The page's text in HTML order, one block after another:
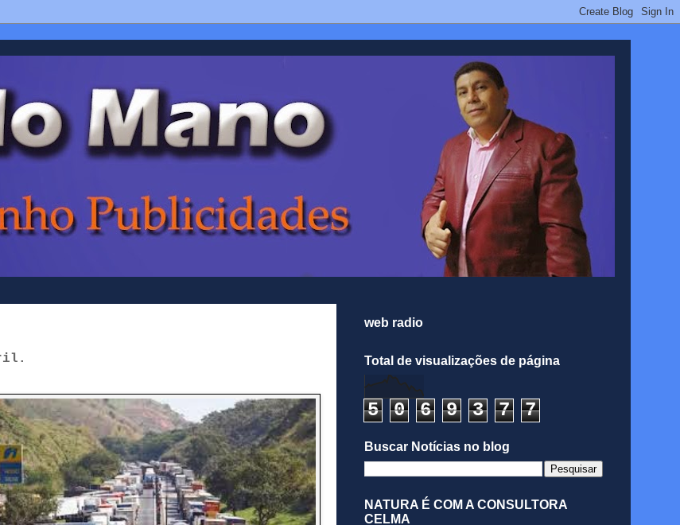
web radio
Total de visualizações de página
5 0 6 9 3 7 7
Buscar Notícias no blog
NATURA É COM A CONSULTORA
CELMA